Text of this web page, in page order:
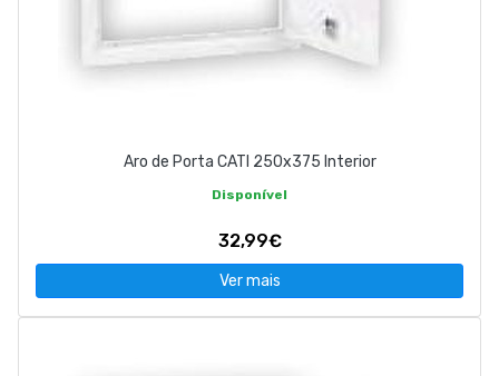
Aro de Porta CATI 250x375 Interior
Disponível
32,99€
Ver mais